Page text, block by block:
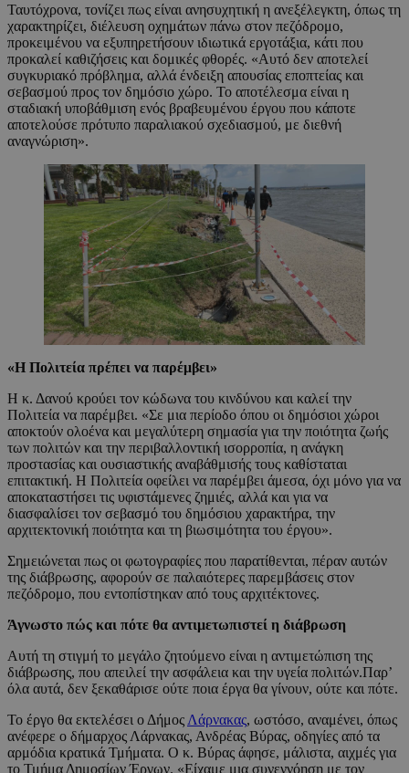
Ταυτόχρονα, τονίζει πως είναι ανησυχητική η ανεξέλεγκτη, όπως τη
χαρακτηρίζει, διέλευση οχημάτων πάνω στον πεζόδρομο,
προκειμένου να εξυπηρετήσουν ιδιωτικά εργοτάξια, κάτι που
προκαλεί καθιζήσεις και δομικές φθορές. «Αυτό δεν αποτελεί
συγκυριακό πρόβλημα, αλλά ένδειξη απουσίας εποπτείας και
σεβασμού προς τον δημόσιο χώρο. Το αποτέλεσμα είναι η
σταδιακή υποβάθμιση ενός βραβευμένου έργου που κάποτε
αποτελούσε πρότυπο παραλιακού σχεδιασμού, με διεθνή
αναγνώριση».
«Η Πολιτεία πρέπει να παρέμβει»
Η κ. Δανού κρούει τον κώδωνα του κινδύνου και καλεί την
Πολιτεία να παρέμβει. «Σε μια περίοδο όπου οι δημόσιοι χώροι
αποκτούν ολοένα και μεγαλύτερη σημασία για την ποιότητα ζωής
των πολιτών και την περιβαλλοντική ισορροπία, η ανάγκη
προστασίας και ουσιαστικής αναβάθμισής τους καθίσταται
επιτακτική. Η Πολιτεία οφείλει να παρέμβει άμεσα, όχι μόνο για να
αποκαταστήσει τις υφιστάμενες ζημιές, αλλά και για να
διασφαλίσει τον σεβασμό του δημόσιου χαρακτήρα, την
αρχιτεκτονική ποιότητα και τη βιωσιμότητα του έργου».
Σημειώνεται πως οι φωτογραφίες που παρατίθενται, πέραν αυτών
της διάβρωσης, αφορούν σε παλαιότερες παρεμβάσεις στον
πεζόδρομο, που εντοπίστηκαν από τους αρχιτέκτονες.
Άγνωστο πώς και πότε θα αντιμετωπιστεί η διάβρωση
Αυτή τη στιγμή το μεγάλο ζητούμενο είναι η αντιμετώπιση της
διάβρωσης, που απειλεί την ασφάλεια και την υγεία πολιτών.Παρ’
όλα αυτά, δεν ξεκαθάρισε ούτε ποια έργα θα γίνουν, ούτε και πότε.
Το έργο θα εκτελέσει ο Δήμος Λάρνακας, ωστόσο, αναμένει, όπως
ανέφερε ο δήμαρχος Λάρνακας, Ανδρέας Βύρας, οδηγίες από τα
αρμόδια κρατικά Τμήματα. Ο κ. Βύρας άφησε, μάλιστα, αιχμές για
το Τμήμα Δημοσίων Έργων. «Είχαμε μια συνεννόηση με τον